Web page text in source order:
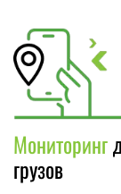
Мониторинг
грузов